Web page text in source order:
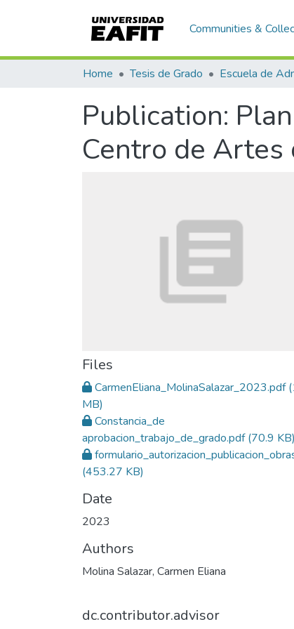
Communities &
Home Tesis de Grado Escuela de
Publication:
Centro de Artes
Files
CarmenEliana_MolinaSalazar_2023.pdf
MB)
Constancia_de
aprobacion_trabajo_de_grado.pdf(70.9 KB)
(453.27 KB)
Date
2023
Authors
Molina Salazar, Carmen Eliana
dc.contributor.advisor